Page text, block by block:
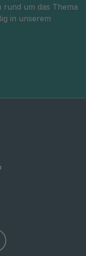
rund um das Thema
in unserem